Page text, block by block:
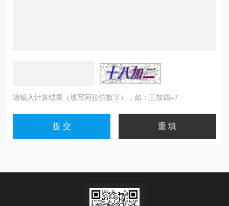
请输入计算结果（填写阿拉伯数字），如：三加四=7